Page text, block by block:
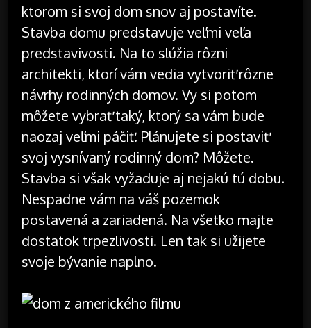
ktorom si svoj dom snov aj postavíte.
Stavba domu predstavuje veľmi veľa
predstavivosti. Na to slúžia rôzni
architekti, ktorí vám vedia vytvoriť rôzne
návrhy rodinných domov. Vy si potom
môžete vybrať taký, ktorý sa vám bude
naozaj veľmi páčiť. Plánujete si postaviť
svoj vysnívaný rodinný dom? Môžete.
Stavba si však vyžaduje aj nejakú tú dobu.
Nespadne vám na váš pozemok
postavená a zariadená. Na všetko majte
dostatok trpezlivosti. Len tak si užijete
svoje bývanie naplno.